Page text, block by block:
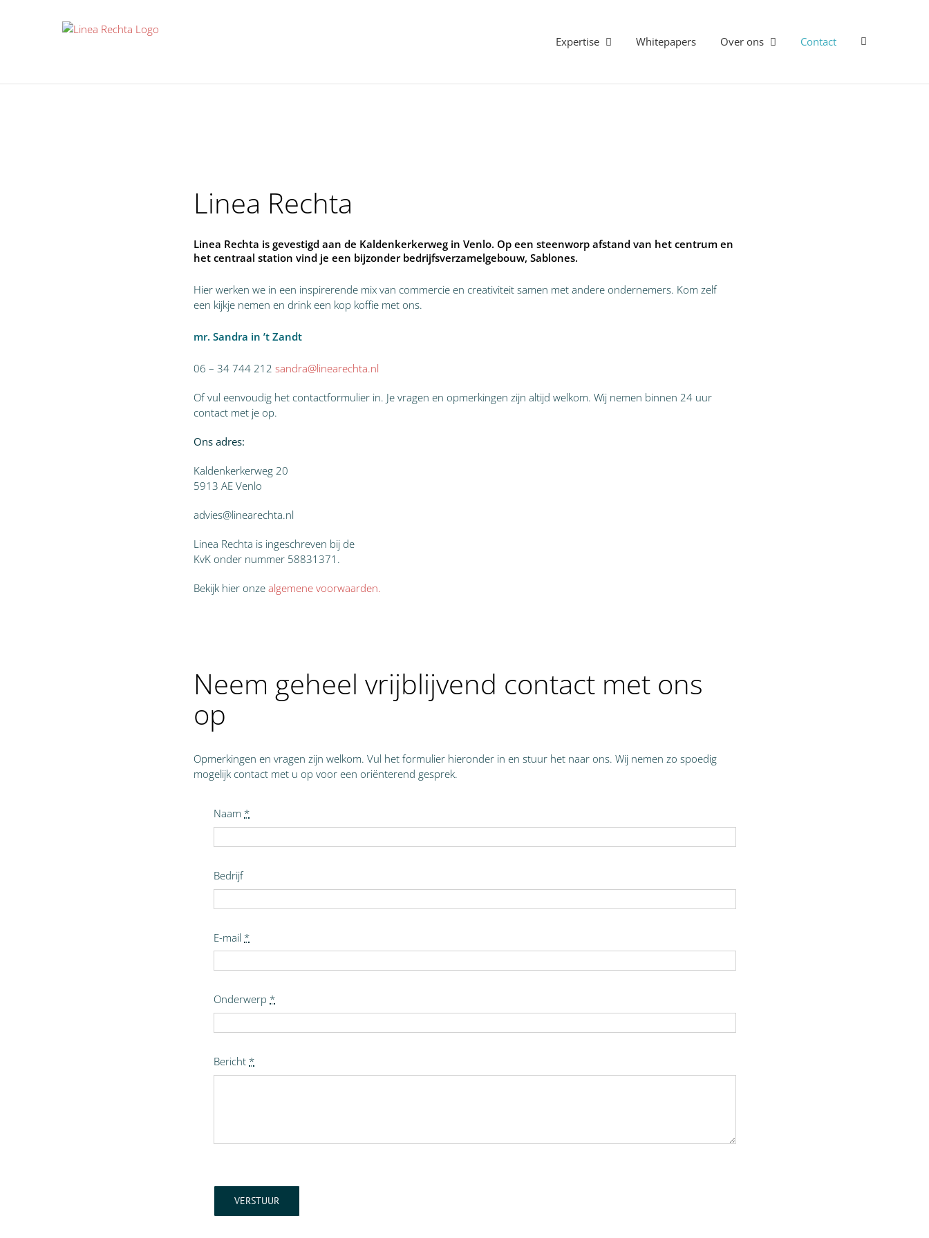
Expertise Whitepapers Over ons Contact
Linea Rechta
Linea Rechta is gevestigd aan de Kaldenkerkerweg in Venlo. Op een steenworp afstand van het centrum en
het centraal station vind je een bijzonder bedrijfsverzamelgebouw, Sablones.
Hier werken we in een inspirerende mix van commercie en creativiteit samen met andere ondernemers. Kom zelf
een kijkje nemen en drink een kop koffie met ons.
mr. Sandra in ’t Zandt
06 – 34 744 212 sandra@linearechta.nl
Of vul eenvoudig het contactformulier in. Je vragen en opmerkingen zijn altijd welkom. Wij nemen binnen 24 uur
contact met je op.
Ons adres:
Kaldenkerkerweg 20
5913 AE Venlo
advies@linearechta.nl
Linea Rechta is ingeschreven bij de
KvK onder nummer 58831371.
Bekijk hier onze algemene voorwaarden.
Neem geheel vrijblijvend contact met ons
op
Opmerkingen en vragen zijn welkom. Vul het formulier hieronder in en stuur het naar ons. Wij nemen zo spoedig
mogelijk contact met u op voor een oriënterend gesprek.
Naam *
Bedrijf
E-mail *
Onderwerp *
Bericht *
VERSTUUR